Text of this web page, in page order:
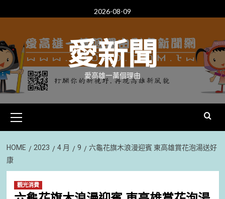
to
2026-08-09
愛新聞
愛高雄一萬個理由
Menu
HOME 2023 4 月 9
六龜花旗木浪漫迎賓 東高雄賞花泡湯送好
康
觀光消費